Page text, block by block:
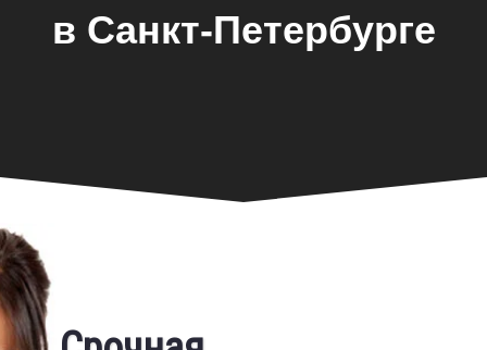
в Санкт-Петербурге
Замена экрана